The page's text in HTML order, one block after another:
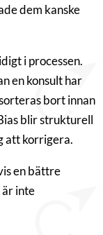
dem kanske
i processen.
en konsult har
bort innan
blir strukturell
att korrigera.
en bättre
är inte